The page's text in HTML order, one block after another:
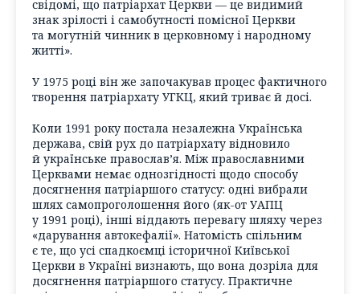
свідомі, що патріархат Церкви — це видимий
знак зрілості і самобутності помісної Церкви
та могутній чинник в церковному і народному
житті».
У 1975 році він же започакував процес фактичного
творення патріархату УГКЦ, який триває й досі.
Коли 1991 року постала незалежна Українська
держава, свій рух до патріархату відновило
й українське православ’я. Між православними
Церквами немає однозгідності щодо способу
досягнення патріаршого статусу: одні вибрали
шлях самопроголошення його (як-от УАПЦ
у 1991 році), інші віддають перевагу шляху через
«дарування автокефалії». Натомість спільним
є те, що усі спадкоємці історичної Київської
Церкви в Україні визнають, що вона дозріла для
досягнення патріаршого статусу. Практичне